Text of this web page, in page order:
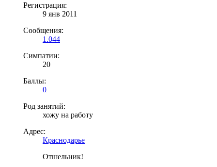
Регистрация:
9 янв 2011
Сообщения:
1.044
Симпатии:
20
Баллы:
0
Род занятий:
хожу на работу
Адрес:
Краснодарье
Отшельник!